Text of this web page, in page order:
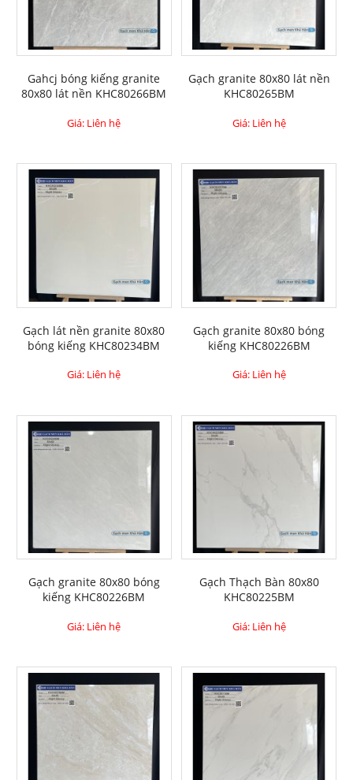
Gahcj bóng kiếng granite
80x80 lát nền KHC80266BM
Giá: Liên hệ
Gạch granite 80x80 lát nền
KHC80265BM
Giá: Liên hệ
Gạch lát nền granite 80x80
bóng kiếng KHC80234BM
Giá: Liên hệ
Gạch granite 80x80 bóng
kiếng KHC80226BM
Giá: Liên hệ
Gạch granite 80x80 bóng
kiếng KHC80226BM
Giá: Liên hệ
Gạch Thạch Bàn 80x80
KHC80225BM
Giá: Liên hệ